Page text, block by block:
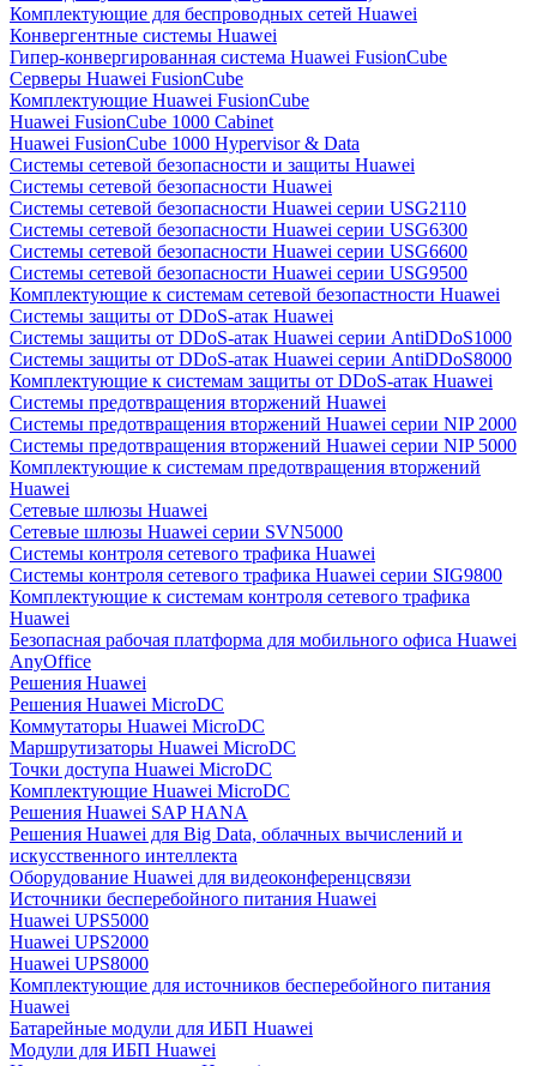
Комплектующие для беспроводных сетей Huawei
Конвергентные системы Huawei
Гипер-конвергированная система Huawei FusionCube
Серверы Huawei FusionCube
Комплектующие Huawei FusionCube
Huawei FusionCube 1000 Cabinet
Huawei FusionCube 1000 Hypervisor & Data
Системы сетевой безопасности и защиты Huawei
Системы сетевой безопасности Huawei
Системы сетевой безопасности Huawei серии USG2110
Системы сетевой безопасности Huawei серии USG6300
Системы сетевой безопасности Huawei серии USG6600
Системы сетевой безопасности Huawei серии USG9500
Комплектующие к системам сетевой безопастности Huawei
Системы защиты от DDoS-атак Huawei
Системы защиты от DDoS-атак Huawei серии AntiDDoS1000
Системы защиты от DDoS-атак Huawei серии AntiDDoS8000
Комплектующие к системам защиты от DDoS-атак Huawei
Системы предотвращения вторжений Huawei
Системы предотвращения вторжений Huawei серии NIP 2000
Системы предотвращения вторжений Huawei серии NIP 5000
Комплектующие к системам предотвращения вторжений
Huawei
Сетевые шлюзы Huawei
Сетевые шлюзы Huawei серии SVN5000
Системы контроля сетевого трафика Huawei
Системы контроля сетевого трафика Huawei серии SIG9800
Комплектующие к системам контроля сетевого трафика
Huawei
Безопасная рабочая платформа для мобильного офиса Huawei
AnyOffice
Решения Huawei
Решения Huawei MicroDC
Коммутаторы Huawei MicroDC
Маршрутизаторы Huawei MicroDC
Точки доступа Huawei MicroDC
Комплектующие Huawei MicroDC
Решения Huawei SAP HANA
Решения Huawei для Big Data, облачных вычислений и
искусственного интеллекта
Оборудование Huawei для видеоконференцсвязи
Источники бесперебойного питания Huawei
Huawei UPS5000
Huawei UPS2000
Huawei UPS8000
Комплектующие для источников бесперебойного питания
Huawei
Батарейные модули для ИБП Huawei
Модули для ИБП Huawei